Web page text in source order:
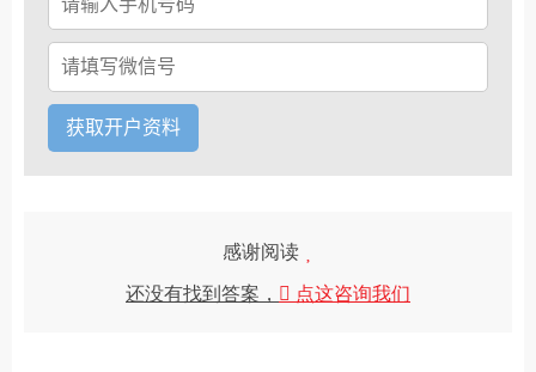
感谢阅读
还没有找到答案， 点这咨询我们